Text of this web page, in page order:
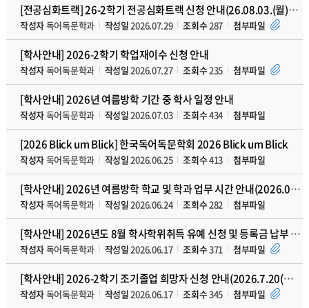
[전공심화트랙] 26-2학기 전공심화트랙 신청 안내(26.08.03.(월)~08.07.(금
작성자독어독문학과 작성일2026.07.29 조회수287 첨부파일
[학사안내] 2026-2학기 학업재이수 신청 안내
작성자독어독문학과 작성일2026.07.27 조회수235 첨부파일
[학사안내] 2026년 여름방학 기간 중 학사 일정 안내
작성자독어독문학과 작성일2026.07.03 조회수434 첨부파일
[2026 Blick um Blick] 한국독어독문학회 2026 Blick um Blick
작성자독어독문학과 작성일2026.06.25 조회수413 첨부파일
[학사안내] 2026년 여름방학 학교 및 학과 업무 시간 안내(2026.06.23.(화)~
작성자독어독문학과 작성일2026.06.24 조회수282 첨부파일
[학사안내] 2026년도 8월 학사학위취득 유예 신청 및 등록금 납부 안내(2026.7.6
작성자독어독문학과 작성일2026.06.17 조회수371 첨부파일
[학사안내] 2026-2학기 조기졸업 희망자 신청 안내(2026.7.20(월).~8.21.
작성자독어독문학과 작성일2026.06.17 조회수345 첨부파일